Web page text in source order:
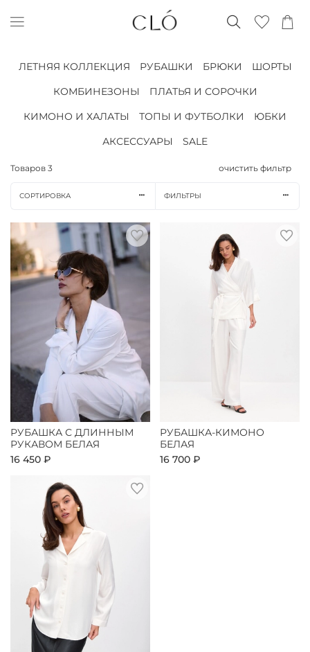
ЛЕТНЯЯ КОЛЛЕКЦИЯ РУБАШКИ БРЮКИ
ШОРТЫ
КОМБИНЕЗОНЫ
ПЛАТЬЯ И СОРОЧКИ
КИМОНО И ХАЛАТЫ
ТОПЫ И ФУТБОЛКИ
ЮБКИ
АКСЕССУАРЫ
SALE
Товаров 3 очистить фильтр
СОРТИРОВКА ФИЛЬТРЫ
РУБАШКА С ДЛИННЫМ
РУКАВОМ БЕЛАЯ
16 450 ₽
РУБАШКА-КИМОНО
БЕЛАЯ
16 700 ₽